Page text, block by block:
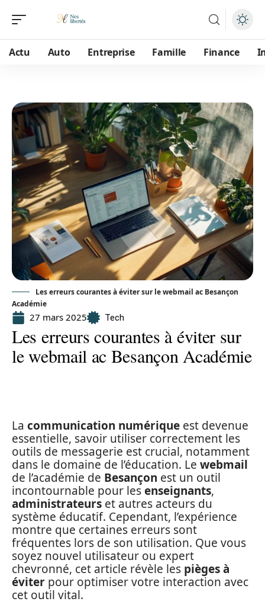
Actu Auto Entreprise Famille Finance
Les erreurs courantes à éviter sur le webmail ac Besançon
Académie
27 mars 2025 Tech
Les erreurs courantes à éviter sur
le webmail ac Besançon Académie
La communication numérique est devenue
essentielle, savoir utiliser correctement les
outils de messagerie est crucial, notamment
dans le domaine de l’éducation. Le webmail
de l’académie de Besançon est un outil
incontournable pour lesenseignants,
administrateurs et autres acteurs du
système éducatif. Cependant, l’expérience
montre que certaines erreurs sont
fréquentes lors de son utilisation. Que vous
soyez nouvel utilisateur ou expert
chevronné, cet article révèle les pièges à
éviter pour optimiser votre interaction avec
cet outil vital.